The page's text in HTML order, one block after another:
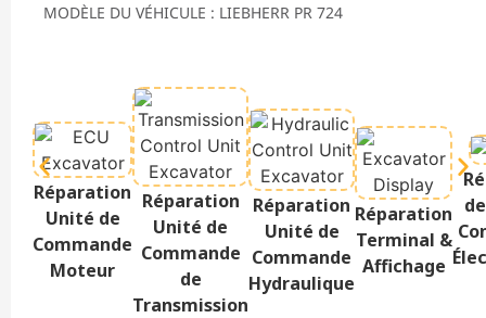
MODÈLE DU VÉHICULE : LIEBHERR PR 724
Réparation
Unité de
Commande
Moteur
Réparation
Unité de
Commande
de
Transmission
Réparation
Unité de
Commande
Hydraulique
Réparation
Terminal &
Affichage